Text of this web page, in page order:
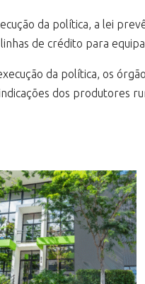
da política, a lei
de crédito para
da política, os
dos produtores